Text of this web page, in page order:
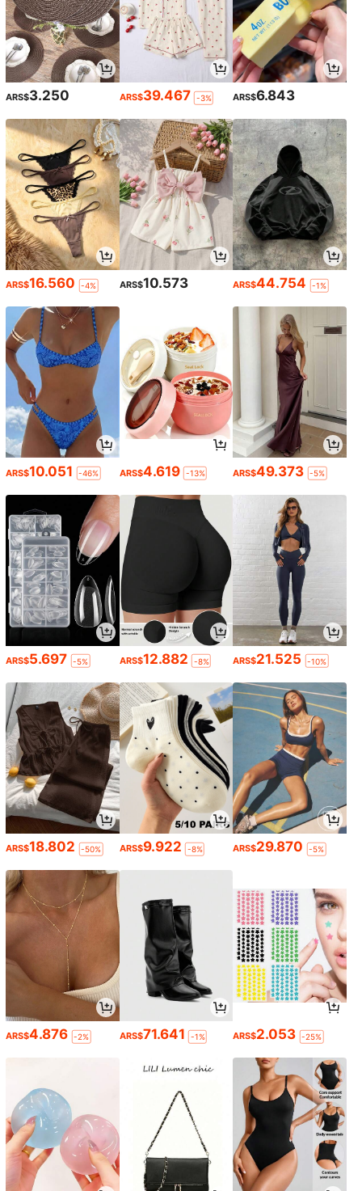
ARS$3.250 ARS$39.467 -3% ARS$6.843
ARS$16.560 -4% ARS$10.573 ARS$44.754 -1%
ARS$10.051 -46% ARS$4.619 -13% ARS$49.373 -5%
ARS$5.697 -5% ARS$12.882 -8% ARS$21.525 -10%
ARS$18.802 -50% ARS$9.922 -8% ARS$29.870 -5%
ARS$4.876 -2% ARS$71.641 -1% ARS$2.053 -25%